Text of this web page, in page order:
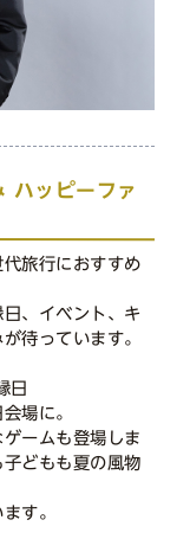
ハッピーファ
旅行におすすめ
、イベント、キ
待っています。
日
場に。
ームも登場しま
どもも夏の風物
す。